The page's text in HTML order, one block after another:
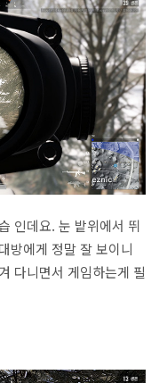
인데요. 눈 밭위에서 뛰
방에게 정말 잘 보이니
다니면서 게임하는게 필